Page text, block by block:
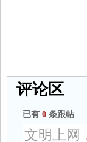
评论区
已有 0 条跟帖